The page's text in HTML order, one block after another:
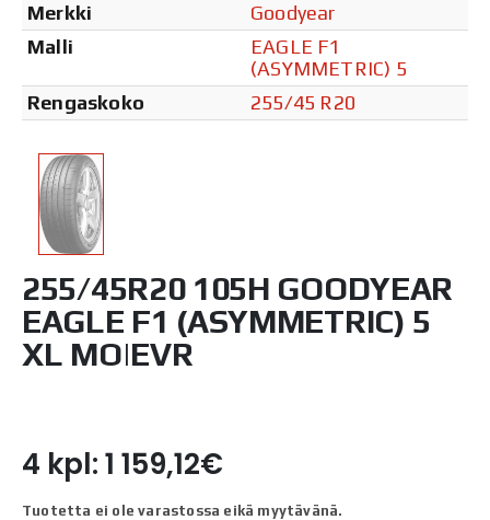
Merkki
Goodyear
Malli
EAGLE F1
(ASYMMETRIC) 5
Rengaskoko
255/45 R20
255/45R20 105H GOODYEAR
EAGLE F1 (ASYMMETRIC) 5
XL MO|EVR
4 kpl: 1 159,12€
Tuotetta ei ole varastossa eikä myytävänä.